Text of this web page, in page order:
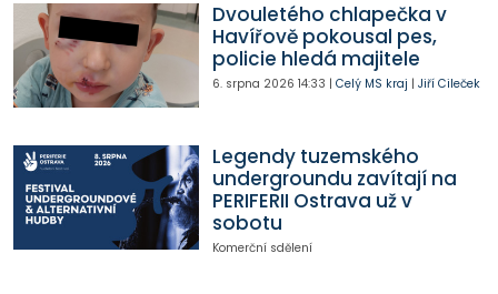
Dvouletého chlapečka v
Havířově pokousal pes,
policie hledá majitele
6. srpna 2026 14:33 | Celý MS kraj | Jiří Cileček
Legendy tuzemského
undergroundu zavítají na
PERIFERII Ostrava už v
sobotu
Komerční sdělení